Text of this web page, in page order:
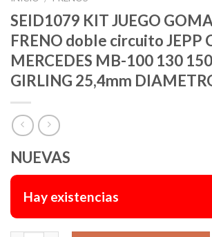
SEID1079 KIT JUEGO
FRENO doble circuito JEPP
MERCEDES MB-100 130
GIRLING 25,4mm
NUEVAS
Hay existencias